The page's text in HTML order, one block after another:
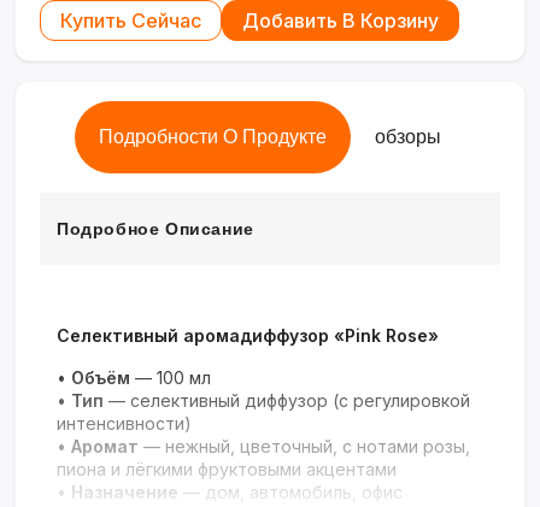
Купить Сейчас Добавить В Корзину
Подробности О Продукте обзоры
Подробное Описание
Селективный аромадиффузор «Pink Rose»
• Объём — 100 мл
• Тип — селективный диффузор (с регулировкой
интенсивности)
• Аромат — нежный, цветочный, с нотами розы,
пиона и лёгкими фруктовыми акцентами
• Назначение — дом, автомобиль, офис